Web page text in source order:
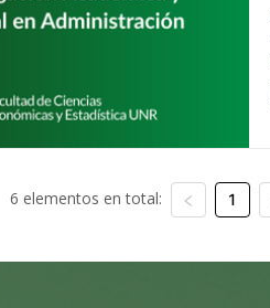
6 elementos en total: 1